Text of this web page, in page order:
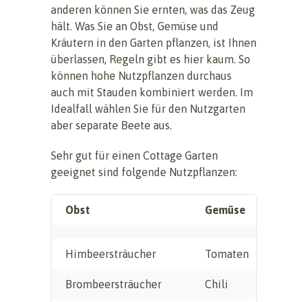
anderen können Sie ernten, was das Zeug
hält. Was Sie an Obst, Gemüse und
Kräutern in den Garten pflanzen, ist Ihnen
überlassen, Regeln gibt es hier kaum. So
können hohe Nutzpflanzen durchaus
auch mit Stauden kombiniert werden. Im
Idealfall wählen Sie für den Nutzgarten
aber separate Beete aus.
Sehr gut für einen Cottage Garten
geeignet sind folgende Nutzpflanzen:
Obst Gemüse
Himbeersträucher Tomaten
Brombeersträucher Chili